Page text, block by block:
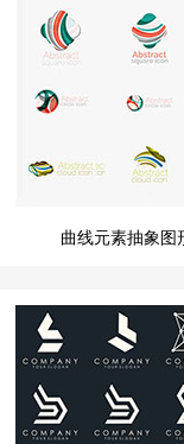
曲线元素抽象图